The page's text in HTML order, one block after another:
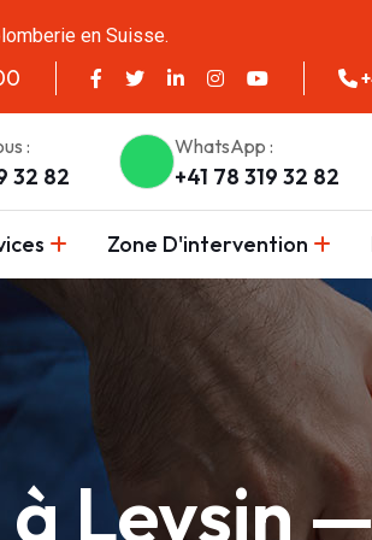
en Suisse.
:
32 82
WhatsApp :
+41 78 319 32 82
Zone D'intervention
à Leysin